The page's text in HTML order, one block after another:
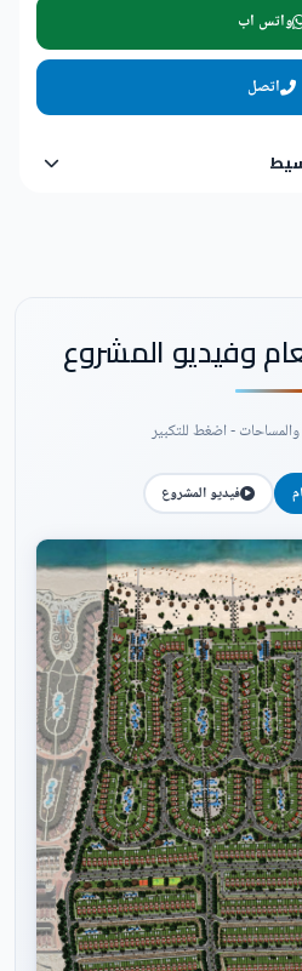
واتس اب
اتصل
وفيديو المشروع
- اضغط للتكبير
فيديو المشروع